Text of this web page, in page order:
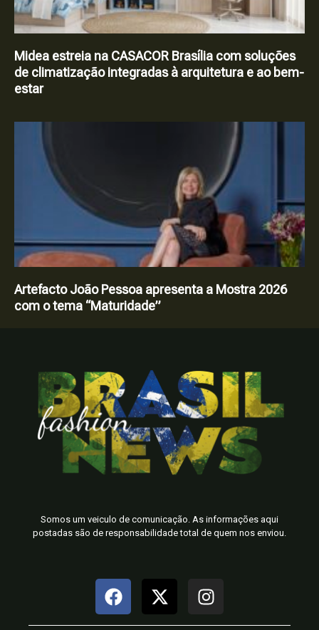
Midea estreia na CASACOR Brasília com soluções
de climatização integradas à arquitetura e ao bem-
estar
Artefacto João Pessoa apresenta a Mostra 2026
com o tema “Maturidade”
Somos um veiculo de comunicação. As informações aqui
postadas são de responsabilidade total de quem nos enviou.